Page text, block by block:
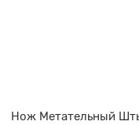
Нож Метательный